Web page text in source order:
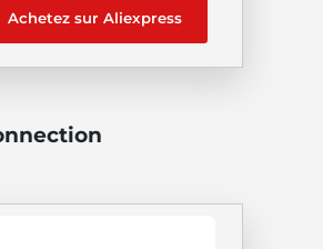
Achetez sur Aliexpress